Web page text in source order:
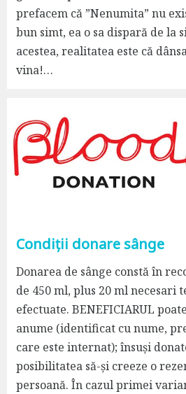
prefacem că ”Nenumita” nu
bun simt, ea o sa dispară de la
acestea, realitatea este că
vina!…
Condiții donare sânge
Donarea de sânge constă în
de 450 ml, plus 20 ml necesari
efectuate. BENEFICIARUL
anume (identificat cu nume,
care este internat); însuși
posibilitatea să-și creeze o
persoană. În cazul primei